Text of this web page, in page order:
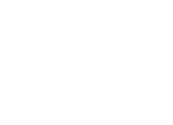
PANO
360